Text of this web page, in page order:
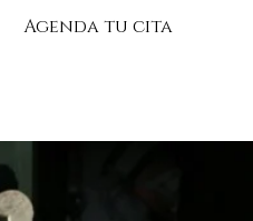
Agenda tu cita